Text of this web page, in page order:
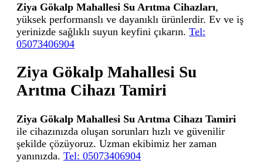
Ziya Gökalp Mahallesi Su Arıtma Cihazları,
yüksek performanslı ve dayanıklı ürünlerdir. Ev ve iş
yerinizde sağlıklı suyun keyfini çıkarın. Tel:
05073406904
Ziya Gökalp Mahallesi Su
Arıtma Cihazı Tamiri
Ziya Gökalp Mahallesi Su Arıtma Cihazı Tamiri
ile cihazınızda oluşan sorunları hızlı ve güvenilir
şekilde çözüyoruz. Uzman ekibimiz her zaman
yanınızda. Tel: 05073406904